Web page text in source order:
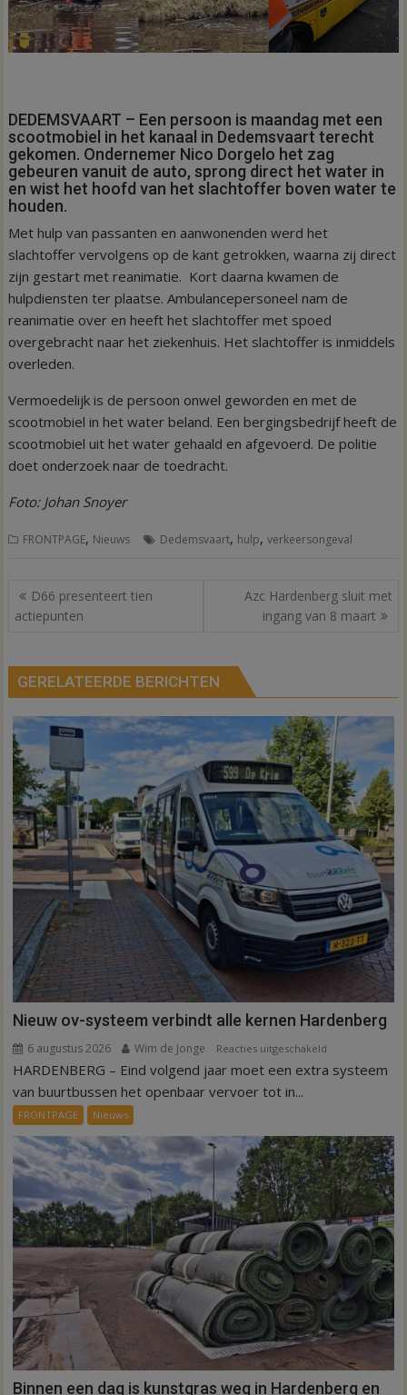
DEDEMSVAART – Een persoon is maandag met een
scootmobiel in het kanaal in Dedemsvaart terecht
gekomen. Ondernemer Nico Dorgelo het zag
gebeuren vanuit de auto, sprong direct het water in
en wist het hoofd van het slachtoffer boven water te
houden.
Met hulp van passanten en aanwonenden werd het
slachtoffer vervolgens op de kant getrokken, waarna zij direct
zijn gestart met reanimatie. Kort daarna kwamen de
hulpdiensten ter plaatse. Ambulancepersoneel nam de
reanimatie over en heeft het slachtoffer met spoed
overgebracht naar het ziekenhuis. Het slachtoffer is inmiddels
overleden.
Vermoedelijk is de persoon onwel geworden en met de
scootmobiel in het water beland. Een bergingsbedrijf heeft de
scootmobiel uit het water gehaald en afgevoerd. De politie
doet onderzoek naar de toedracht.
Foto: Johan Snoyer
FRONTPAGE, Nieuws Dedemsvaart, hulp,verkeersongeval
Bericht
navigatie
D66 presenteert tien
actiepunten
Azc Hardenberg sluit met
ingang van 8 maart
GERELATEERDE BERICHTEN
Nieuw ov-systeem verbindt alle kernen Hardenberg
6 augustus 2026 Wim de Jonge Reacties uitgeschakeld
Nieuw
alle
kernen
Hardenberg
HARDENBERG – Eind volgend jaar moet een extra systeem
van buurtbussen het openbaar vervoer tot in...
FRONTPAGE Nieuws
Binnen een dag is kunstgras weg in Hardenberg en